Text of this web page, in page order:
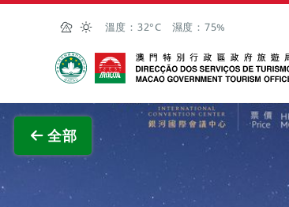
跳至主内容
溫度： 32°C 濕度： 75%
澳門特別行政區政府旅遊局
全部